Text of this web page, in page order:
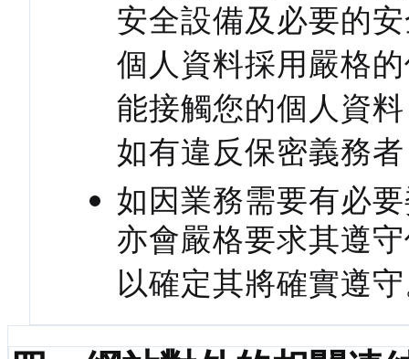
安全設備及必要的
個人資料採用嚴格
能接觸您的個人資
如有違反保密義務
如因業務需要有必
亦會嚴格要求其遵
以確定其將確實遵